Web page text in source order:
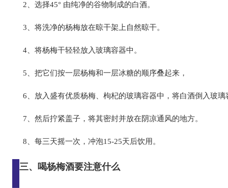
2、选择45° 由纯净的谷物制成的白酒。
3、将洗净的杨梅放在晾干架上自然晾干。
4、将杨梅干轻轻放入玻璃容器中。
5、把它们按一层杨梅和一层冰糖的顺序叠起来，
6、放入盛有优质杨梅、枸杞的玻璃容器中，将白酒倒入玻
7、然后拧紧盖子，将其密封并放在阴凉通风的地方。
8、每三天摇一次，冲泡15-25天后饮用。
三、喝杨梅酒要注意什么